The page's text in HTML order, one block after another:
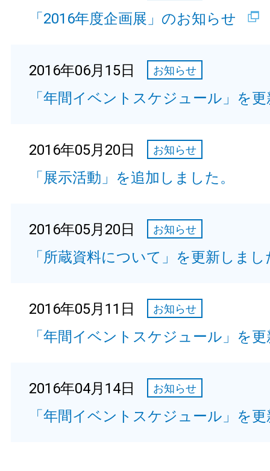
「2016年度企画展」のお知らせ
2016年06月15日 お知らせ
「年間イベントスケジュール」を
2016年05月20日 お知らせ
「展示活動」を追加しました。
2016年05月20日 お知らせ
「所蔵資料について」を更新しまし
2016年05月11日 お知らせ
「年間イベントスケジュール」を
2016年04月14日 お知らせ
「年間イベントスケジュール」を